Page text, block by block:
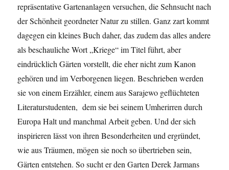
repräsentative Gartenanlagen versuchen, die Sehnsucht nach
der Schönheit geordneter Natur zu stillen. Ganz zart kommt
dagegen ein kleines Buch daher, das zudem das alles andere
als beschauliche Wort „Kriege“ im Titel führt, aber
eindrücklich Gärten vorstellt, die eher nicht zum Kanon
gehören und im Verborgenen liegen. Beschrieben werden
sie von einem Erzähler, einem aus Sarajewo geflüchteten
Literaturstudenten, dem sie bei seinem Umherirren durch
Europa Halt und manchmal Arbeit geben. Und der sich
inspirieren lässt von ihren Besonderheiten und ergründet,
wie aus Träumen, mögen sie noch so übertrieben sein,
Gärten entstehen. So sucht er den Garten Derek Jarmans